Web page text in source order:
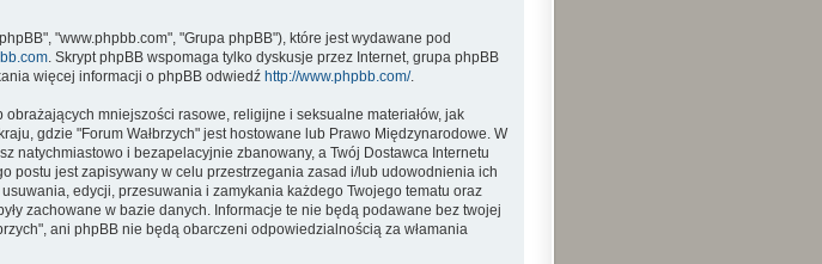
"www.phpbb.com", "Grupa phpBB"), które jest wydawane pod
. Skrypt phpBB wspomaga tylko dyskusje przez Internet, grupa phpBB
więcej informacji o phpBB odwiedź http://www.phpbb.com/.
mniejszości rasowe, religijne i seksualne materiałów, jak
gdzie "Forum Wałbrzych" jest hostowane lub Prawo Międzynarodowe. W
natychmiastowo i bezapelacyjnie zbanowany, a Twój Dostawca Internetu
postu jest zapisywany w celu przestrzegania zasad i/lub udowodnienia ich
edycji, przesuwania i zamykania każdego Twojego tematu oraz
zachowane w bazie danych. Informacje te nie będą podawane bez twojej
ani phpBB nie będą obarczeni odpowiedzialnością za włamania